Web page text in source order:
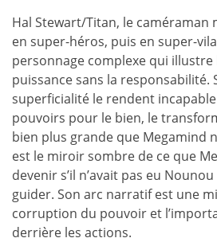
Hal Stewart/Titan, le
en super-héros, puis en super-
personnage complexe qui illustre
puissance sans la responsabilité.
superficialité le rendent incapable
pouvoirs pour le bien, le
bien plus grande que Megamind
est le miroir sombre de ce que
devenir s’il n’avait pas eu
guider. Son arc narratif est une
corruption du pouvoir et
derrière les actions.